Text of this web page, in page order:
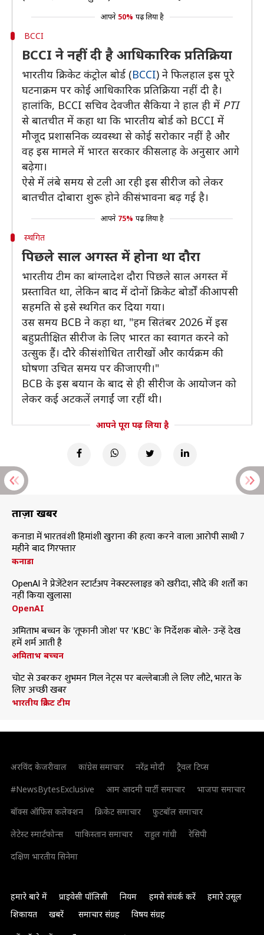
आपने 50% पढ़ लिया है
BCCI
BCCI ने नहीं दी है आधिकारिक प्रतिक्रिया
भारतीय क्रिकेट कंट्रोल बोर्ड (BCCI) ने फिलहाल इस पूरे
घटनाक्रम पर कोई आधिकारिक प्रतिक्रिया नहीं दी है।
हालांकि, BCCI सचिव देवजीत सैकिया ने हाल ही में PTI
से बातचीत में कहा था कि भारतीय बोर्ड को BCCI में
मौजूद प्रशासनिक व्यवस्था से कोई सरोकार नहीं है और
वह इस मामले में भारत सरकार की सलाह के अनुसार आगे
बढ़ेगा।
ऐसे में लंबे समय से टली आ रही इस सीरीज को लेकर
बातचीत दोबारा शुरू होने की संभावना बढ़ गई है।
आपने 75% पढ़ लिया है
स्थगित
पिछले साल अगस्त में होना था दौरा
भारतीय टीम का बांग्लादेश दौरा पिछले साल अगस्त में
प्रस्तावित था, लेकिन बाद में दोनों क्रिकेट बोर्डों की आपसी
सहमति से इसे स्थगित कर दिया गया।
उस समय BCB ने कहा था, "हम सितंबर 2026 में इस
बहुप्रतीक्षित सीरीज के लिए भारत का स्वागत करने को
उत्सुक हैं। दौरे की संशोधित तारीखों और कार्यक्रम की
घोषणा उचित समय पर की जाएगी।"
BCB के इस बयान के बाद से ही सीरीज के आयोजन को
लेकर कई अटकलें लगाईं जा रहीं थी।
आपने पूरा पढ़ लिया है
ताज़ा खबरें
कनाडा में भारतवंशी हिमांशी खुराना की हत्या करने वाला आरोपी साथी 7
महीने बाद गिरफ्तार
कनाडा
OpenAI ने प्रेजेंटेशन स्टार्टअप नेक्स्टस्लाइड को खरीदा, सौदे की शर्तों का
नहीं किया खुलासा
OpenAI
अमिताभ बच्चन के 'तूफानी जोश' पर 'KBC' के निर्देशक बोले- उन्हें देख
हमें शर्म आती है
अमिताभ बच्चन
चोट से उबरकर शुभमन गिल नेट्स पर बल्लेबाजी ले लिए लौटे, भारत के
लिए अच्छी खबर
भारतीय क्रिकेट टीम
अरविंद केजरीवाल कांग्रेस समाचार नरेंद्र मोदी
ट्रैवल टिप्स
#NewsBytesExclusive
आम आदमी पार्टी समाचार
भाजपा समाचार
बॉक्स ऑफिस कलेक्शन
क्रिकेट समाचार
फुटबॉल समाचार
लेटेस्ट स्मार्टफोन्स
पाकिस्तान समाचार राहुल गांधी
रेसिपी
दक्षिण भारतीय सिनेमा
हमारे बारे में प्राइवेसी पॉलिसी नियम हमसे संपर्क करें
हमारे उसूल
शिकायत
खबरें समाचार संग्रह विषय संग्रह